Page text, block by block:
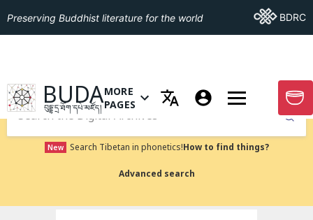
Preserving Buddhist literature for the world Go ToBDRC
GO TO HOMEPAGE
BUDA
བུདྡྷ་དྲ་ཐོག་དཔེ་མཛོད།
OPEN MENU OF MORE PAGES
MORE
PAGES
GO
Submit
New Search Tibetan in phonetics!How to find things?
Advanced search